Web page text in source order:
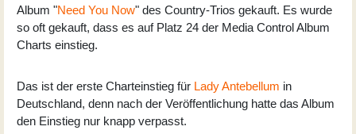
Album "Need You Now" des Country-Trios gekauft. Es wurde
so oft gekauft, dass es auf Platz 24 der Media Control Album
Charts einstieg.
Das ist der erste Charteinstieg für Lady Antebellum in
Deutschland, denn nach der Veröffentlichung hatte das Album
den Einstieg nur knapp verpasst.